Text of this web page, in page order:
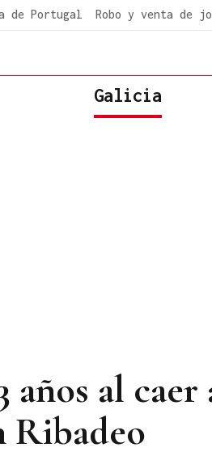
de Portugal Robo y venta de
Galicia
años al
Ribadeo